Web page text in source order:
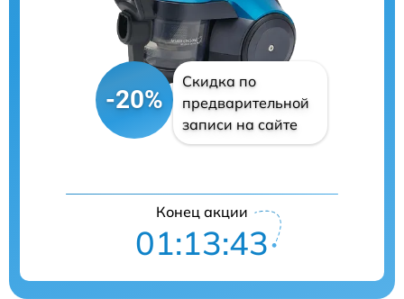
-20%
Скидка по
предварительной
записи на сайте
Конец акции
01:13:43